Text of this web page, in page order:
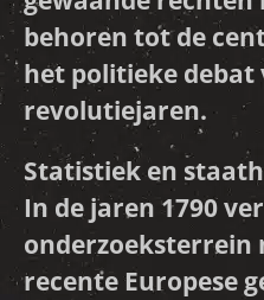
behoren tot de
het politieke debat
revolutiejaren.
Statistiek en
In de jaren 1790
onderzoeksterrein
recente Europese